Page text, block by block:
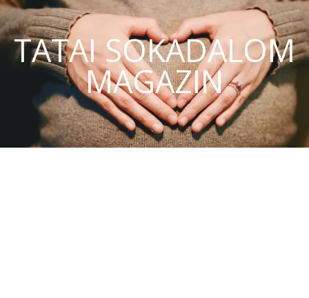
TATAI SOKADALOM
MAGAZIN